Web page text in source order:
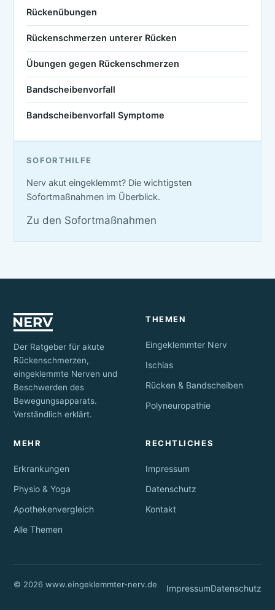
Rückenübungen
Rückenschmerzen unterer Rücken
Übungen gegen Rückenschmerzen
Bandscheibenvorfall
Bandscheibenvorfall Symptome
SOFORTHILFE
Nerv akut eingeklemmt? Die wichtigsten
Sofortmaßnahmen im Überblick.
Zu den Sofortmaßnahmen
Der Ratgeber für akute
Rückenschmerzen,
eingeklemmte Nerven und
Beschwerden des
Bewegungsapparats.
Verständlich erklärt.
THEMEN
Eingeklemmter Nerv
Ischias
Rücken & Bandscheiben
Polyneuropathie
MEHR
Erkrankungen
Physio & Yoga
Apothekenvergleich
Alle Themen
RECHTLICHES
Impressum
Datenschutz
Kontakt
© 2026 www.eingeklemmter-nerv.de ImpressumDatenschutz